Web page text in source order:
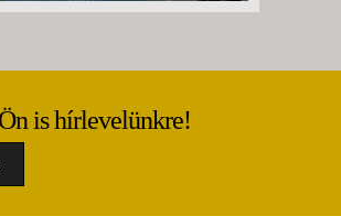
is hírlevelünkre!